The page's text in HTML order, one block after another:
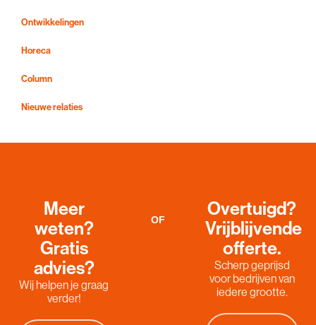
Ontwikkelingen
Horeca
Column
Nieuwe relaties
Meer
weten?
Gratis
advies?
Wij helpen je graag
verder!
OF
Overtuigd?
Vrijblijvende
offerte.
Scherp geprijsd
voor bedrijven van
iedere grootte.